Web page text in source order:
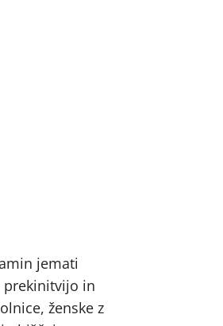
jemati
prekinitvijo in
ženske z